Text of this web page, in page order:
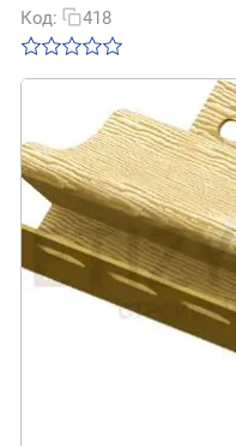
Код: 418